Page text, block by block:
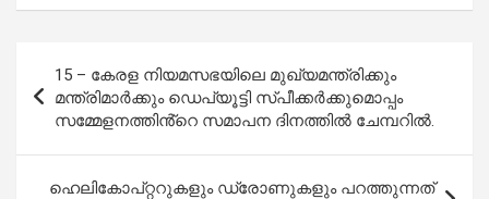
ce
o
o
k
at
A
p
p
tt ail ar
e
navigation
15 – കേരള നിയമസഭയിലെ മുഖ്യമന്ത്രിക്കും
മന്ത്രിമാർക്കും ഡെപ്യൂട്ടി സ്പീക്കർക്കുമൊപ്പം
സമ്മേളനത്തിൻ്റെ സമാപന ദിനത്തിൽ ചേമ്പറിൽ.
ഹെലികോപ്റ്ററുകളും ഡ്രോണുകളും പറത്തുന്നത്